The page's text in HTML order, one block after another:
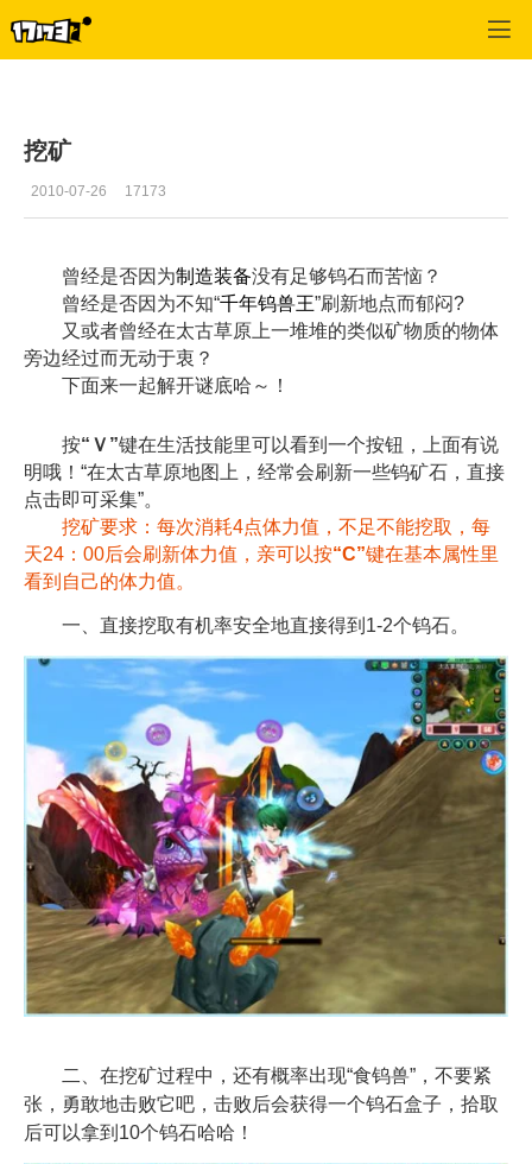
挖矿
2010-07-26 17173
曾经是否因为制造装备没有足够钨石而苦恼？
曾经是否因为不知“千年钨兽王”刷新地点而郁闷?
又或者曾经在太古草原上一堆堆的类似矿物质的物体
旁边经过而无动于衷？
下面来一起解开谜底哈～！
按“Ｖ”键在生活技能里可以看到一个按钮，上面有说
明哦！“在太古草原地图上，经常会刷新一些钨矿石，直接
点击即可采集”。
挖矿要求：每次消耗4点体力值，不足不能挖取，每
天24：00后会刷新体力值，亲可以按“C”键在基本属性里
看到自己的体力值。
一、直接挖取有机率安全地直接得到1-2个钨石。
二、在挖矿过程中，还有概率出现“食钨兽”，不要紧
张，勇敢地击败它吧，击败后会获得一个钨石盒子，拾取
后可以拿到10个钨石哈哈！